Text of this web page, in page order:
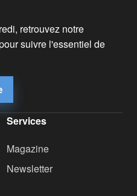
retrouvez notre
suivre l'essentiel de
Services
Magazine
Newsletter